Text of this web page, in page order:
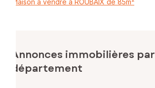
Annonces immobilières par
département